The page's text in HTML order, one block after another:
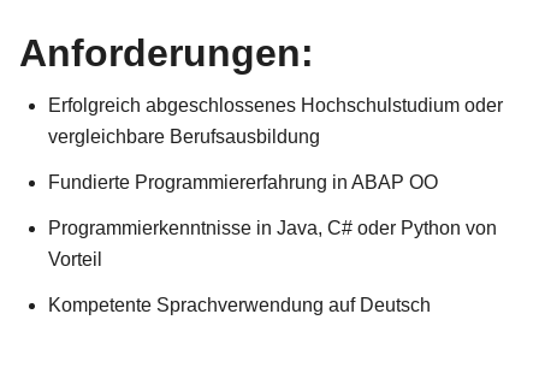
Anforderungen:
Erfolgreich abgeschlossenes Hochschulstudium oder
vergleichbare Berufsausbildung
Fundierte Programmiererfahrung in ABAP OO
Programmierkenntnisse in Java, C# oder Python von
Vorteil
Kompetente Sprachverwendung auf Deutsch